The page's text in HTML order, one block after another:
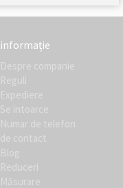
informație
Despre companie
Reguli
Expediere
Se intoarce
Numar de telefon
de contact
Blog
Reduceri
Măsurare